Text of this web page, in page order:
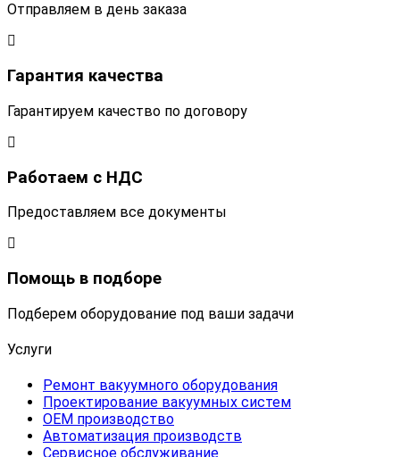
Отправляем в день заказа
Гарантия качества
Гарантируем качество по договору
Работаем с НДС
Предоставляем все документы
Помощь в подборе
Подберем оборудование под ваши задачи
Услуги
Ремонт вакуумного оборудования
Проектирование вакуумных систем
OEM производство
Автоматизация производств
Сервисное обслуживание